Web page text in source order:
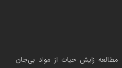
مطالعه زایش حیات از مواد بی‌جان